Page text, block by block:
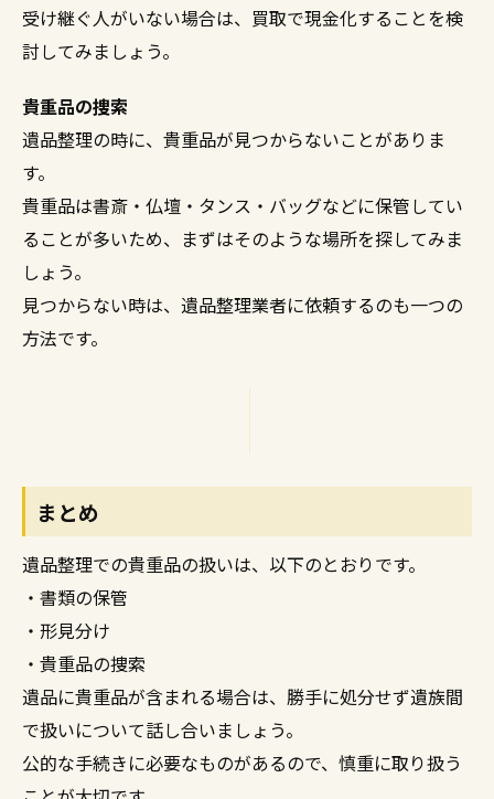
受け継ぐ人がいない場合は、買取で現金化することを検
討してみましょう。
貴重品の捜索
遺品整理の時に、貴重品が見つからないことがありま
す。
貴重品は書斎・仏壇・タンス・バッグなどに保管してい
ることが多いため、まずはそのような場所を探してみま
しょう。
見つからない時は、遺品整理業者に依頼するのも一つの
方法です。
まとめ
遺品整理での貴重品の扱いは、以下のとおりです。
・書類の保管
・形見分け
・貴重品の捜索
遺品に貴重品が含まれる場合は、勝手に処分せず遺族間
で扱いについて話し合いましょう。
公的な手続きに必要なものがあるので、慎重に取り扱う